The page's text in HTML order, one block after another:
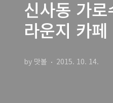
신사동 가
라운지 카페
by 맛볼 2015. 10. 14.